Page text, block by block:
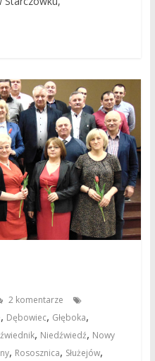
2 komentarze
, Dębowiec, Głęboka,
, Niedźwiedź, Nowy
, Rososznica, Służejów,